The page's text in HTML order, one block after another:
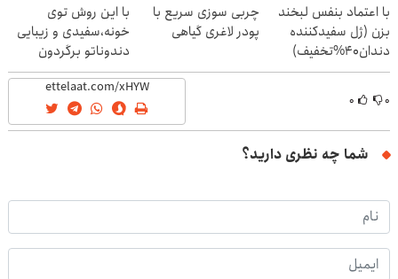
با اعتماد بنفس لبخند
بزن (ژل سفیدکننده
دندان40%تخفیف)
چربی سوزی سریع با
پودر لاغری گیاهی
با این روش توی
خونه،سفیدی و زیبایی
دندوناتو برگردون
(40%off)
۰ ۰
شما چه نظری دارید؟